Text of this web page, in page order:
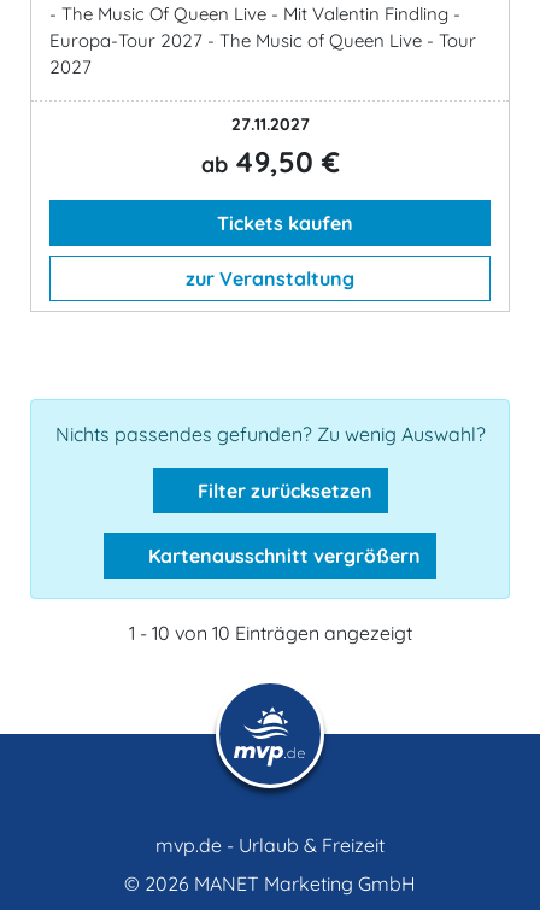
- The Music Of Queen Live - Mit Valentin Findling -
Europa-Tour 2027 - The Music of Queen Live - Tour
2027
27.11.2027
ab 49,50 €
Tickets kaufen
zur Veranstaltung
Nichts passendes gefunden? Zu wenig Auswahl?
Filter zurücksetzen
Kartenausschnitt vergrößern
1 - 10 von 10 Einträgen angezeigt
mvp.de - Urlaub & Freizeit
© 2026 MANET Marketing GmbH